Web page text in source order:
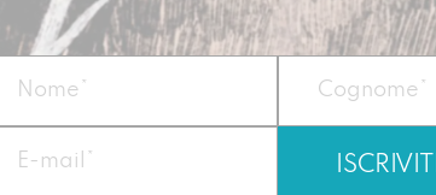
Peso:
Retro